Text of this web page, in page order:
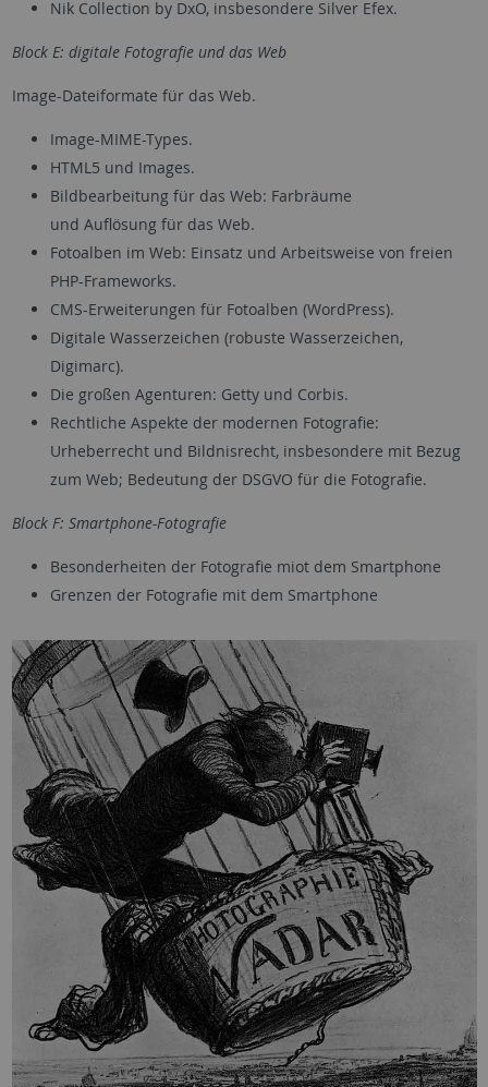
Nik Collection by DxO, insbesondere Silver Efex.
Block E: digitale Fotografie und das Web
Image-Dateiformate für das Web.
Image-MIME-Types.
HTML5 und Images.
Bildbearbeitung für das Web: Farbräume
und Auflösung für das Web.
Fotoalben im Web: Einsatz und Arbeitsweise von freien
PHP-Frameworks.
CMS-Erweiterungen für Fotoalben (WordPress).
Digitale Wasserzeichen (robuste Wasserzeichen,
Digimarc).
Die großen Agenturen: Getty und Corbis.
Rechtliche Aspekte der modernen Fotografie:
Urheberrecht und Bildnisrecht, insbesondere mit Bezug
zum Web; Bedeutung der DSGVO für die Fotografie.
Block F: Smartphone-Fotografie
Besonderheiten der Fotografie miot dem Smartphone
Grenzen der Fotografie mit dem Smartphone